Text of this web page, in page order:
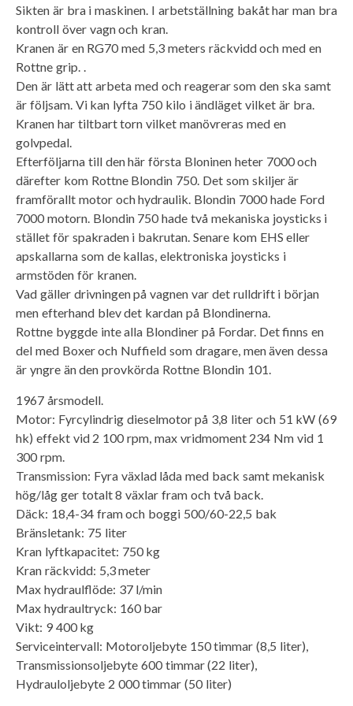
Sikten är bra i maskinen. I arbetställning bakåt har man bra
kontroll över vagn och kran.
Kranen är en RG70 med 5,3 meters räckvidd och med en
Rottne grip. .
Den är lätt att arbeta med och reagerar som den ska samt
är följsam. Vi kan lyfta 750 kilo i ändläget vilket är bra.
Kranen har tiltbart torn vilket manövreras med en
golvpedal.
Efterföljarna till den här första Bloninen heter 7000 och
därefter kom Rottne Blondin 750. Det som skiljer är
framförallt motor och hydraulik. Blondin 7000 hade Ford
7000 motorn. Blondin 750 hade två mekaniska joysticks i
stället för spakraden i bakrutan. Senare kom EHS eller
apskallarna som de kallas, elektroniska joysticks i
armstöden för kranen.
Vad gäller drivningen på vagnen var det rulldrift i början
men efterhand blev det kardan på Blondinerna.
Rottne byggde inte alla Blondiner på Fordar. Det finns en
del med Boxer och Nuffield som dragare, men även dessa
är yngre än den provkörda Rottne Blondin 101.
1967 årsmodell.
Motor: Fyrcylindrig dieselmotor på 3,8 liter och 51 kW (69
hk) effekt vid 2 100 rpm, max vridmoment 234 Nm vid 1
300 rpm.
Transmission: Fyra växlad låda med back samt mekanisk
hög/låg ger totalt 8 växlar fram och två back.
Däck: 18,4-34 fram och boggi 500/60-22,5 bak
Bränsletank: 75 liter
Kran lyftkapacitet: 750 kg
Kran räckvidd: 5,3 meter
Max hydraulflöde: 37 l/min
Max hydraultryck: 160 bar
Vikt: 9 400 kg
Serviceintervall: Motoroljebyte 150 timmar (8,5 liter),
Transmissionsoljebyte 600 timmar (22 liter),
Hydrauloljebyte 2 000 timmar (50 liter)